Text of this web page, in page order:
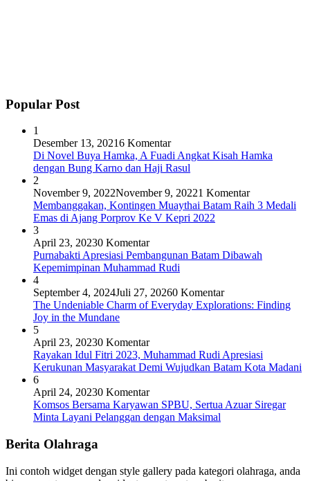
Popular Post
1
Desember 13, 20216 Komentar
Di Novel Buya Hamka, A Fuadi Angkat Kisah Hamka
dengan Bung Karno dan Haji Rasul
2
November 9, 2022November 9, 20221 Komentar
Membanggakan, Kontingen Muaythai Batam Raih 3 Medali
Emas di Ajang Porprov Ke V Kepri 2022
3
April 23, 20230 Komentar
Purnabakti Apresiasi Pembangunan Batam Dibawah
Kepemimpinan Muhammad Rudi
4
September 4, 2024Juli 27, 20260 Komentar
The Undeniable Charm of Everyday Explorations: Finding
Joy in the Mundane
5
April 23, 20230 Komentar
Rayakan Idul Fitri 2023, Muhammad Rudi Apresiasi
Kerukunan Masyarakat Demi Wujudkan Batam Kota Madani
6
April 24, 20230 Komentar
Komsos Bersama Karyawan SPBU, Sertua Azuar Siregar
Minta Layani Pelanggan dengan Maksimal
Berita Olahraga
Ini contoh widget dengan style gallery pada kategori olahraga, anda